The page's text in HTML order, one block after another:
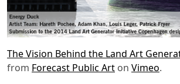
The Vision Behind the Land Art
from Forecast Public Art on Vimeo.